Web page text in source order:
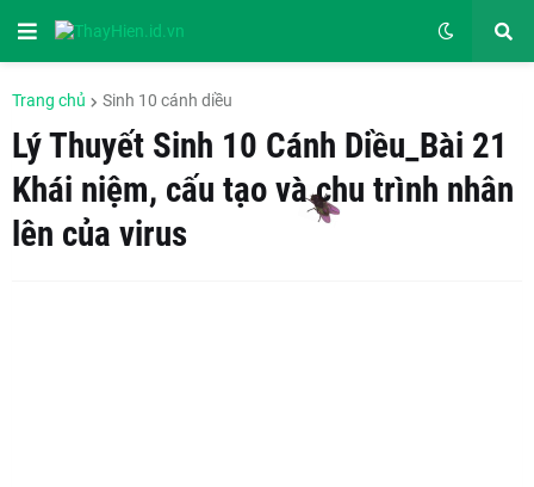
Trang chủ Sinh 10 cánh diều
Lý Thuyết Sinh 10 Cánh Diều_Bài 21
Khái niệm, cấu tạo và chu trình nhân
lên của virus